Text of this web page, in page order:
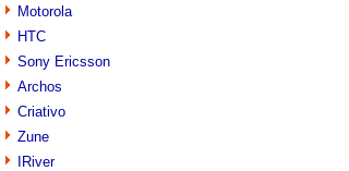
Motorola
HTC
Sony Ericsson
Archos
Criativo
Zune
IRiver